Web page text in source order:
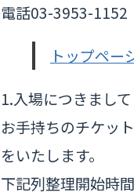
電話03-3953-1152
トップペー
1.入場につきまして
お手持ちのチケッ
をいたします。
下記列整理開始時